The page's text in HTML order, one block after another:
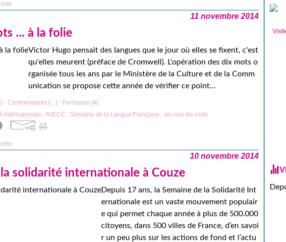
11 novembre 2014
... à la folie
Victor Hugo pensait des langues que le jour où elles se fixent, c'est
qu'elles meurent (préface de Cromwell). L'opération des dix mots o
rganisée tous les ans par le Ministère de la Culture et de la Comm
unication se propose cette année de vérifier ce point...
- Commentaires […] - Permalien [#]
internationale, AVECC, Semaine de la Langue Française, dis-moi dix mots
10 novembre 2014
la solidarité internationale à Couze
Depuis 17 ans, la Semaine de la Solidarité Int
ernationale est un vaste mouvement populair
e qui permet chaque année à plus de 500.000
citoyens, dans 500 villes de France, d’en savoi
r un peu plus sur les actions de fond et l’actu